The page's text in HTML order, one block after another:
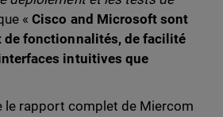
«Cisco and Microsoft sont
de fonctionnalités, de facilité
intuitives que
le rapport complet de Miercom